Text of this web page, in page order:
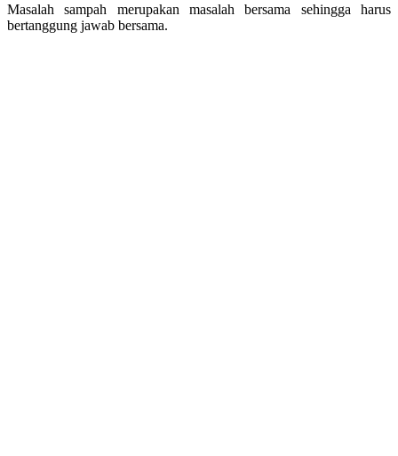
Masalah sampah merupakan masalah bersama sehingga harus
bertanggung jawab bersama.